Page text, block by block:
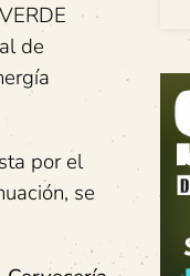
de
por el
se